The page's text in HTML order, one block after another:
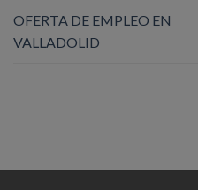
OFERTA DE EMPLEO EN
VALLADOLID